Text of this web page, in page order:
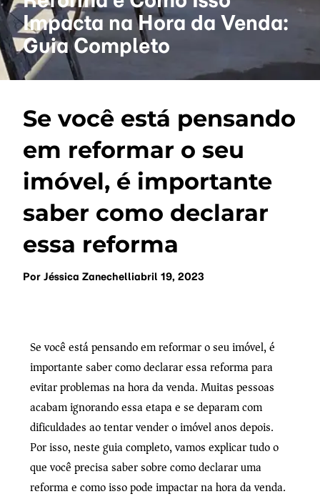
Impacta na Hora da Venda:
Guia Completo
Se você está pensando
em reformar o seu
imóvel, é importante
saber como declarar
essa reforma
Por Jéssica Zanechelliabril 19, 2023
Se você está pensando em reformar o seu imóvel, é
importante saber como declarar essa reforma para
evitar problemas na hora da venda. Muitas pessoas
acabam ignorando essa etapa e se deparam com
dificuldades ao tentar vender o imóvel anos depois.
Por isso, neste guia completo, vamos explicar tudo o
que você precisa saber sobre como declarar uma
reforma e como isso pode impactar na hora da venda.